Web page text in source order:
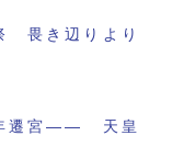
畏き辺りより
遷宮―― 天皇